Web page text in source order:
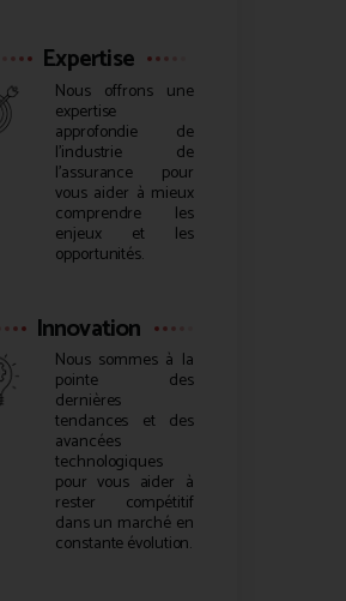
Expertise
Nous offrons une
expertise
approfondie de
l’industrie de
l’assurance pour
vous aider à mieux
comprendre les
enjeux et les
opportunités.
Innovation
Nous sommes à la
pointe des
dernières
tendances et des
avancées
technologiques
pour vous aider à
rester compétitif
dans un marché en
constante évolution.